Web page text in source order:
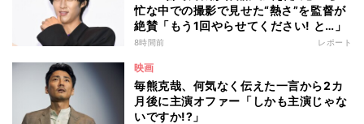
忙な中での撮影で見せた“熱さ”を監督が
絶賛「もう1回やらせてください! と…」
8時間前 レポート
映画
毎熊克哉、何気なく伝えた一言から2カ
月後に主演オファー「しかも主演じゃな
いですか!?」